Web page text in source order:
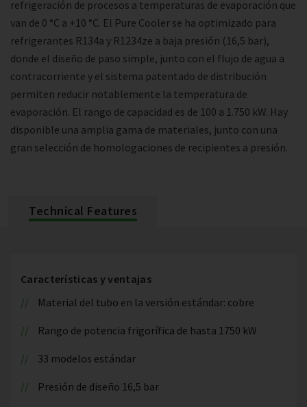
refrigeración de procesos a temperaturas de evaporación que
van de 0 °C a +10 °C. El Pure Cooler se ha optimizado para
refrigerantes R134a y R1234ze a baja presión (16,5 bar),
donde el diseño de paso simple, junto con el flujo de agua a
contracorriente y el sistema patentado de distribución
permiten reducir notablemente la temperatura de
evaporación. El rango de capacidad es de 100 a 1.750 kW. Hay
disponible una amplia gama de materiales, junto con una
gran selección de homologaciones de recipientes a presión.
Technical Features
Características y ventajas
Material del tubo en la versión estándar: cobre
Rango de potencia frigorífica de hasta 1750 kW
33 modelos estándar
Presión de diseño 16,5 bar